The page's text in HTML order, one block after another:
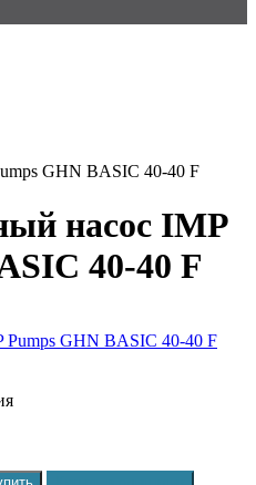
GHN BASIC 40-40 F
насос IMP
40-40 F